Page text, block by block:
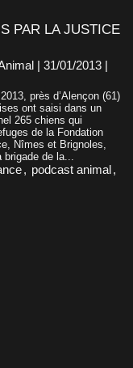
PAR LA JUSTICE
| 31/01/2013 |
près d’Alençon (61)
ont saisi dans un
265 chiens qui
de la Fondation
Nîmes et Brignoles,
de la...
, podcast animal,